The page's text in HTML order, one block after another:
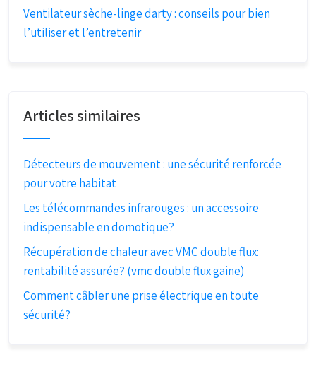
Ventilateur sèche-linge darty : conseils pour bien
l’utiliser et l’entretenir
Articles similaires
Détecteurs de mouvement : une sécurité renforcée
pour votre habitat
Les télécommandes infrarouges : un accessoire
indispensable en domotique?
Récupération de chaleur avec VMC double flux:
rentabilité assurée? (vmc double flux gaine)
Comment câbler une prise électrique en toute
sécurité?